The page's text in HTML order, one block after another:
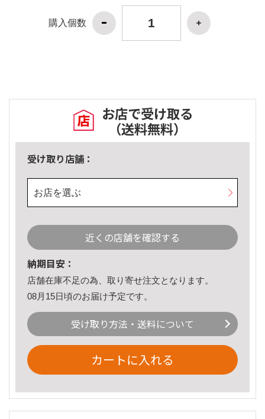
購入個数
お店で受け取る
（送料無料）
受け取り店舗：
お店を選ぶ
近くの店舗を確認する
納期目安：
店舗在庫不足の為、取り寄せ注文となります。
08月15日頃のお届け予定です。
受け取り方法・送料について
カートに入れる